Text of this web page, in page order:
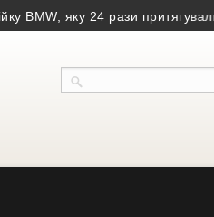
яку 24 рази притягували до